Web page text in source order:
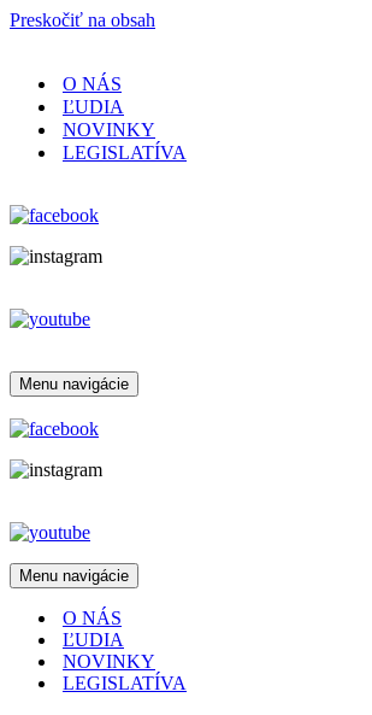
Preskočiť na obsah
O NÁS
ĽUDIA
NOVINKY
LEGISLATÍVA
Menu navigácie
Menu navigácie
O NÁS
ĽUDIA
NOVINKY
LEGISLATÍVA